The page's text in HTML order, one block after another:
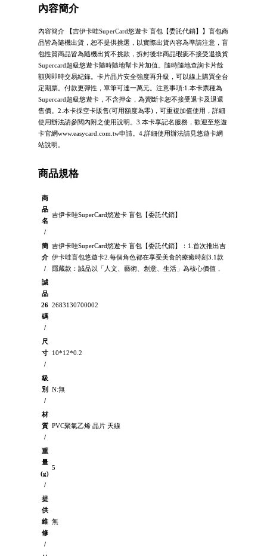
內容簡介
內容簡介 【吉伊卡哇SuperCard悠遊卡 盲包【委託代銷】】盲包商
品皆為隨機出貨，恕不提供挑選，以實際出貨內容為準請注意，盲
包性質商品皆為隨機出貨不挑款，拆封後非商品瑕疵不接受退換貨
Supercard超級悠遊卡隨時隨地幫卡片加值。隨時隨地查詢卡片餘
額與即時交易紀錄。卡片晶片安全強度再升級，可以線上購買全台
定期票。付款更彈性，單筆可達一萬元。注意事項:1.本卡票種為
Supercard超級悠遊卡，不含押金，為賣斷卡恕不接受退卡及退還
售價。2.本卡採空卡販售(可用額度為零)，可重複加值使用，詳細
使用辦法請參閱內附之使用說明。3.本卡享記名服務，歡迎至悠遊
卡官網www.easycard.com.tw申請。4.詳細使用辦法請見悠遊卡網
站說明。
商品規格
商
品
名
/
吉伊卡哇SuperCard悠遊卡 盲包【委託代銷】
簡
介
/
吉伊卡哇SuperCard悠遊卡 盲包【委託代銷】：1.首次推出吉
伊卡哇盲包悠遊卡2.每個角色都在享受美食的療癒時刻3.1款
隱藏款：誠品以「人文、藝術、創意、生活」為核心價值，
誠
品
26
碼
/
2683130700002
尺
寸
/
10*12*0.2
級
別
/
N:無
材
質
/
PVC聚氯乙烯 晶片 天線
重
量
(g)
/
5
提
供
維
修
/
無